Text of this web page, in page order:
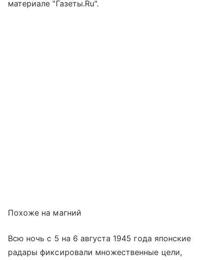
материале "Газеты.Ru".
Похоже на магний
Всю ночь с 5 на 6 августа 1945 года японские
радары фиксировали множественные цели,